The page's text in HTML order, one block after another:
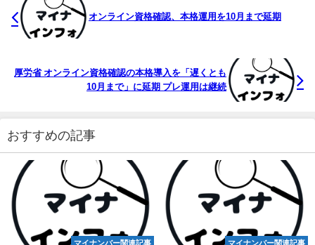
オンライン資格確認、本格運用を10月まで延期
厚労省 オンライン資格確認の本格導入を「遅くとも
10月まで」に延期 プレ運用は継続
おすすめの記事
マイナンバー関連記事 マイナンバー関連記事